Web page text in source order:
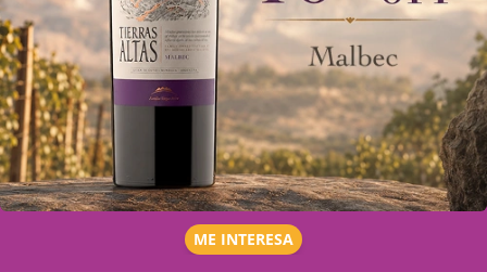
ME INTERESA